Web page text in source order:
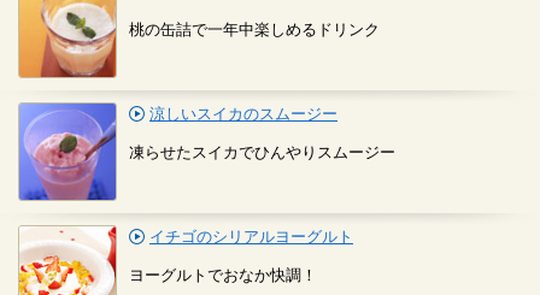
桃の缶詰で一年中楽しめるドリンク
涼しいスイカのスムージー
凍らせたスイカでひんやりスムージー
イチゴのシリアルヨーグルト
ヨーグルトでおなか快調！